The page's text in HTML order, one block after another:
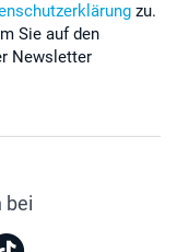
zu.
Sie auf den
Newsletter
bei